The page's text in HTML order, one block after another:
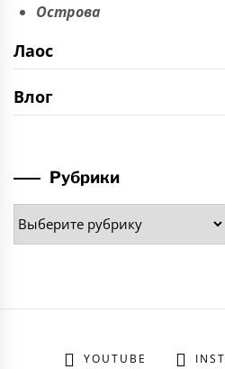
Острова
Лаос
Влог
Рубрики
Рубрики
YOUTUBE